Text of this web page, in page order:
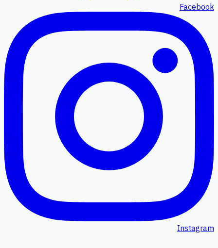
Facebook
Instagram